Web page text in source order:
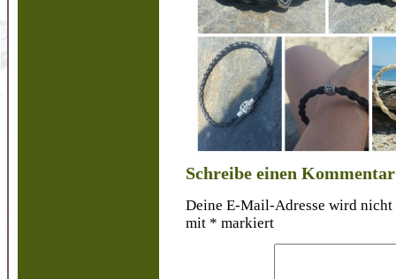
Schreibe einen Kommentar
Deine E-Mail-Adresse wird
mit * markiert